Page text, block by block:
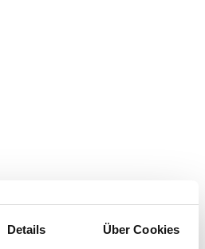
Details Über Cookies